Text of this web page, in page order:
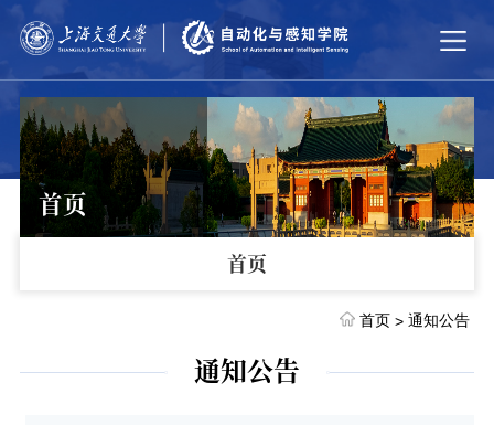
首页
首页
首页 > 通知公告
通知公告